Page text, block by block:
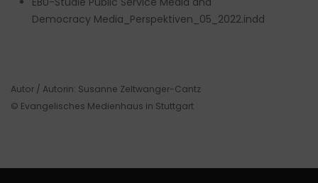
Democracy Media_Perspektiven_05_2022.indd
Autor / Autorin: Susanne Zeltwanger-Cantz
© Evangelisches Medienhaus in Stuttgart